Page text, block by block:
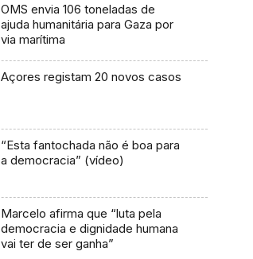
OMS envia 106 toneladas de
ajuda humanitária para Gaza por
via marítima
Açores registam 20 novos casos
“Esta fantochada não é boa para
a democracia” (vídeo)
Marcelo afirma que “luta pela
democracia e dignidade humana
vai ter de ser ganha”